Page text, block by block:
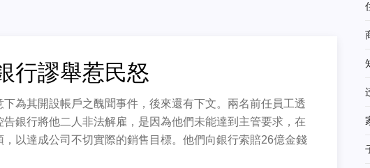
行謬舉惹民怒
為其開設帳戶之醜聞事件，後來還有下文。兩名前任員工透
銀行將他二人非法解雇，是因為他們未能達到主管要求，在
以達成公司不切實際的銷售目標。他們向銀行索賠26億金錢